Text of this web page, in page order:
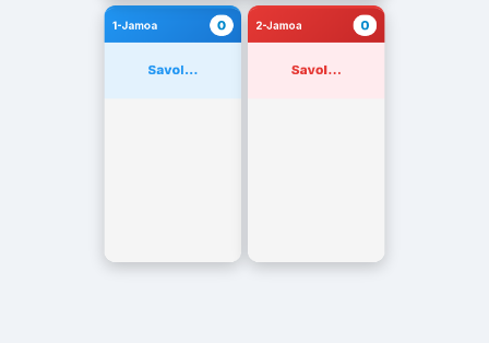
1-Jamoa 0
Savol...
2-Jamoa 0
Savol...